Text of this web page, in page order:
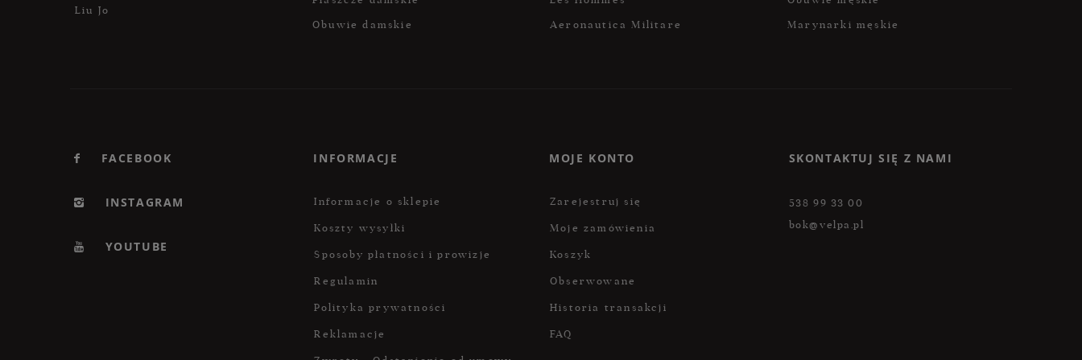
Liu Jo
Obuwie damskie Aeronautica Militare Marynarki męskie
FACEBOOK
INSTAGRAM
YOUTUBE
INFORMACJE
Informacje o sklepie
Koszty wysyłki
Sposoby płatności i prowizje
Regulamin
Polityka prywatności
Reklamacje
MOJE KONTO
Zarejestruj się
Moje zamówienia
Koszyk
Obserwowane
Historia transakcji
FAQ
SKONTAKTUJ SIĘ Z NAMI
538 99 33 00
bok@velpa.pl